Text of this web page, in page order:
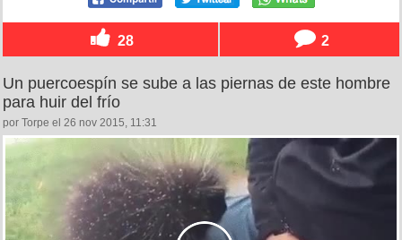
28 2
Un puercoespín se sube a las piernas de este hombre
para huir del frío
por Torpe el 26 nov 2015, 11:31